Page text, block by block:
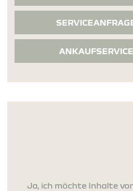
ANKAUFSERVICE
Ja, ich möchte Inhalte